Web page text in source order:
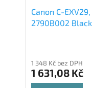
Canon C-EXV29,
2790B002 Black
1 348 Kč bez DPH
1 631,08 Kč